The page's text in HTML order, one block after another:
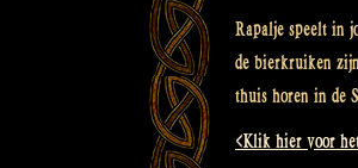
Rapalje speelt in
de bierkruiken
thuis horen in de
<Klik hier voor